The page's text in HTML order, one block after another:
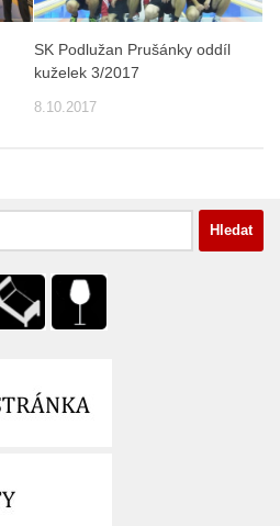
SK Podlužan Prušánky oddíl
kuželek 3/2017
8.10.2017